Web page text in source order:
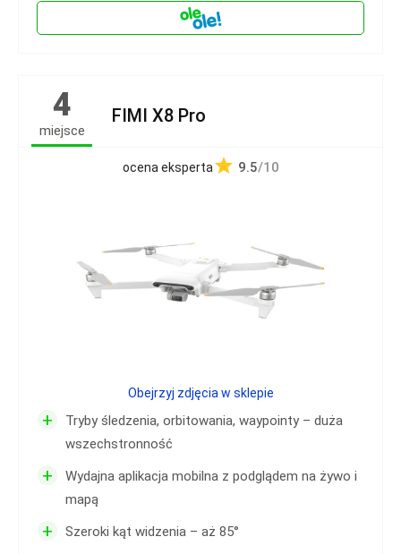
4
miejsce
FIMI X8 Pro
ocena eksperta 9.5/10
+
Tryby śledzenia, orbitowania, waypointy – duża
wszechstronność
+
Wydajna aplikacja mobilna z podglądem na żywo i
mapą
+ Szeroki kąt widzenia – aż 85°
Obejrzyj zdjęcia w sklepie